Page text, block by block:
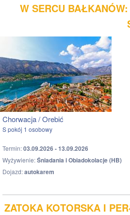
W SERCU
Chorwacja / Orebić
S pokój 1 osobowy
Termin:03.09.2026 - 13.09.2026
Wyżywienie:Śniadania i Obiadokolacje (HB)
Dojazd:autokarem
ZATOKA KOTORSKA I